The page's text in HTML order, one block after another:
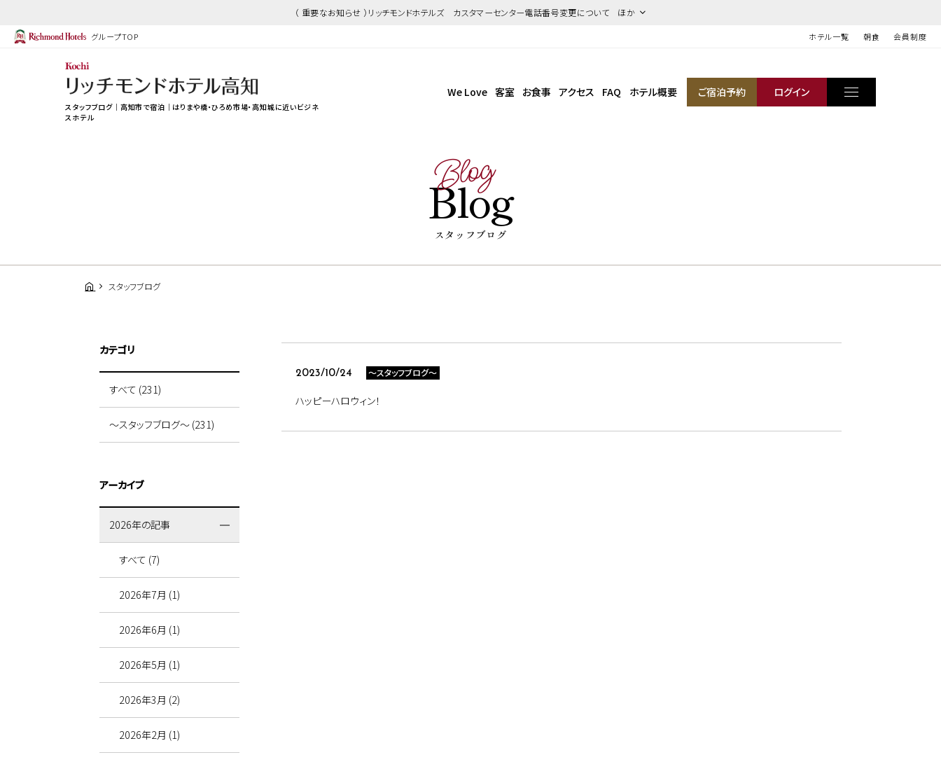
（ 重要なお知らせ ）リッチモンドホテルズ カスタマーセンター電話番号変更について ほか
グループTOP ホテル一覧 朝食 会員制度
スタッフブログ｜高知市で宿泊｜はりまや橋・ひろめ市場・高知城に近いビジネ
スホテル
We Love 客室 お食事 アクセス FAQ ホテル概要 ご宿泊予約 ログイン
Blog
Blog
スタッフブログ
スタッフブログ
2023/10/24 ～スタッフブログ～
ハッピーハロウィン！
カテゴリ
すべて (231)
～スタッフブログ～ (231)
アーカイブ
2026年の記事
すべて (7)
2026年7月 (1)
2026年6月 (1)
2026年5月 (1)
2026年3月 (2)
2026年2月 (1)